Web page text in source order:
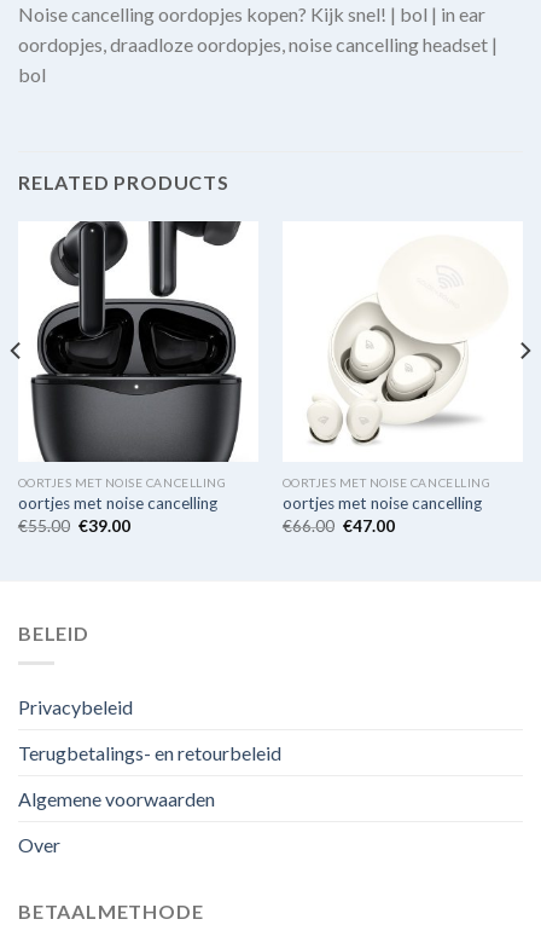
Noise cancelling oordopjes kopen? Kijk snel! | bol | in ear
oordopjes, draadloze oordopjes, noise cancelling headset |
bol
RELATED PRODUCTS
OORTJES MET NOISE CANCELLING
oortjes met noise cancelling
€55.00 €39.00
OORTJES MET NOISE CANCELLING
oortjes met noise cancelling
€66.00 €47.00
BELEID
Privacybeleid
Terugbetalings- en retourbeleid
Algemene voorwaarden
Over
BETAALMETHODE